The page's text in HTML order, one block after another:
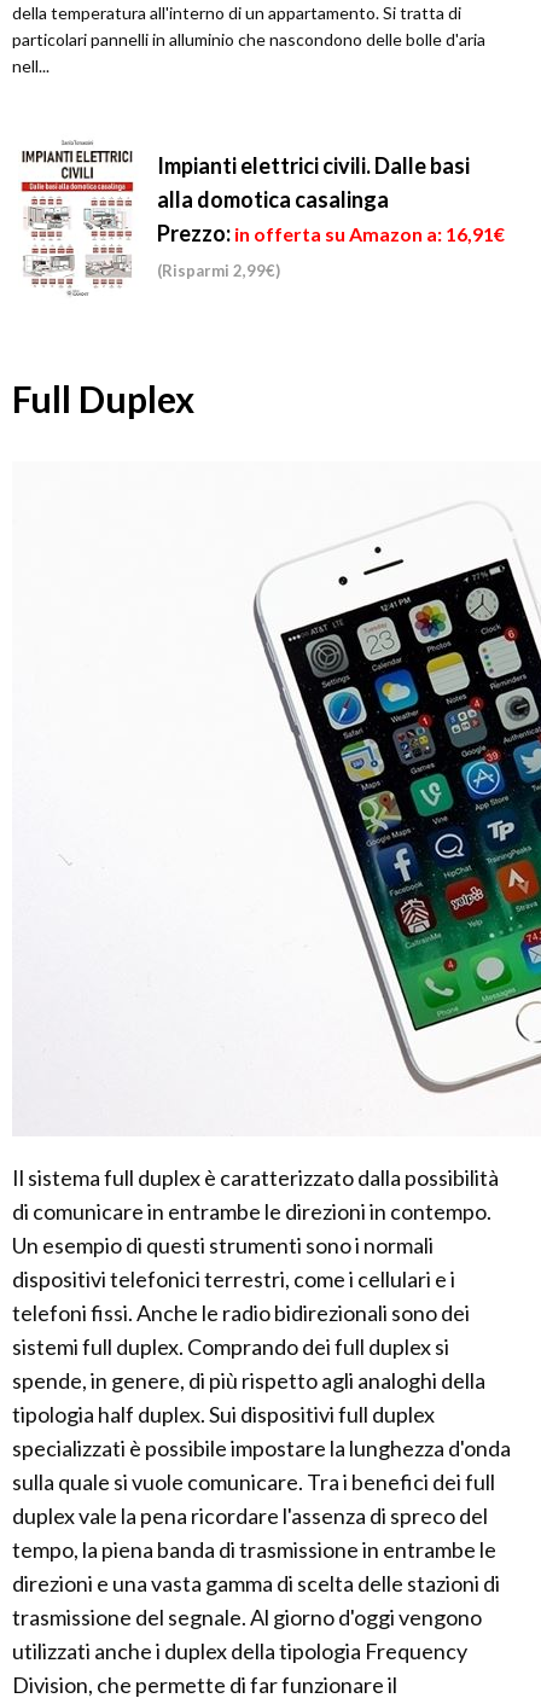
della temperatura all'interno di un appartamento. Si tratta di
particolari pannelli in alluminio che nascondono delle bolle d'aria
nell...
Impianti elettrici civili. Dalle basi
alla domotica casalinga
Prezzo: in offerta su Amazon a: 16,91€
(Risparmi 2,99€)
Full Duplex
Il sistema full duplex è caratterizzato dalla possibilità
di comunicare in entrambe le direzioni in contempo.
Un esempio di questi strumenti sono i normali
dispositivi telefonici terrestri, come i cellulari e i
telefoni fissi. Anche le radio bidirezionali sono dei
sistemi full duplex. Comprando dei full duplex si
spende, in genere, di più rispetto agli analoghi della
tipologia half duplex. Sui dispositivi full duplex
specializzati è possibile impostare la lunghezza d'onda
sulla quale si vuole comunicare. Tra i benefici dei full
duplex vale la pena ricordare l'assenza di spreco del
tempo, la piena banda di trasmissione in entrambe le
direzioni e una vasta gamma di scelta delle stazioni di
trasmissione del segnale. Al giorno d'oggi vengono
utilizzati anche i duplex della tipologia Frequency
Division, che permette di far funzionare il